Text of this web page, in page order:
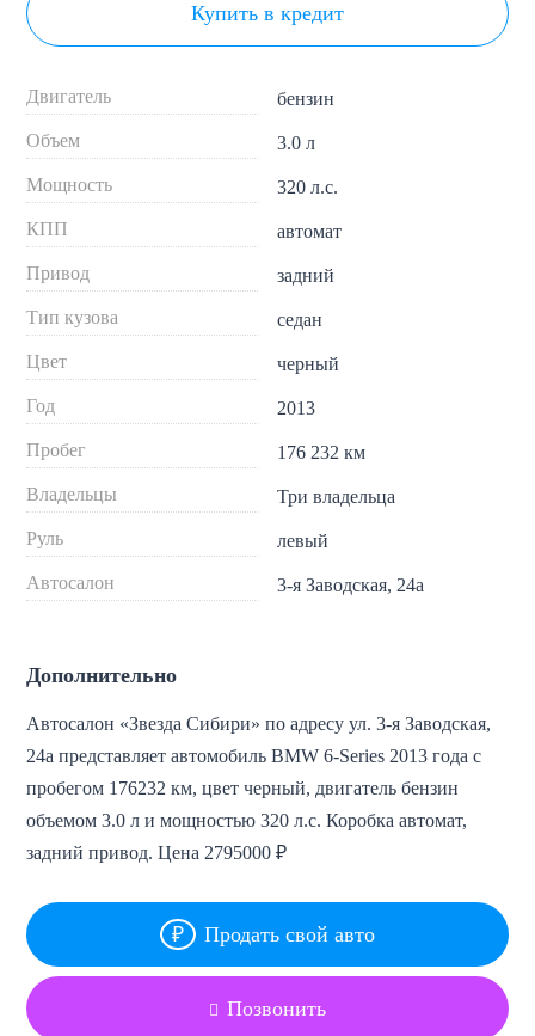
Купить в кредит
Двигатель бензин
Объем 3.0 л
Мощность 320 л.с.
КПП автомат
Привод задний
Тип кузова седан
Цвет черный
Год 2013
Пробег 176 232 км
Владельцы Три владельца
Руль левый
Автосалон 3-я Заводская, 24а
Дополнительно
Автосалон «Звезда Сибири» по адресу ул. 3-я Заводская,
24а представляет автомобиль BMW 6-Series 2013 года с
пробегом 176232 км, цвет черный, двигатель бензин
объемом 3.0 л и мощностью 320 л.с. Коробка автомат,
задний привод. Цена 2795000 ₽
Продать свой авто
Позвонить